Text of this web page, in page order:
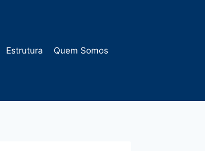
Estrutura Quem Somos